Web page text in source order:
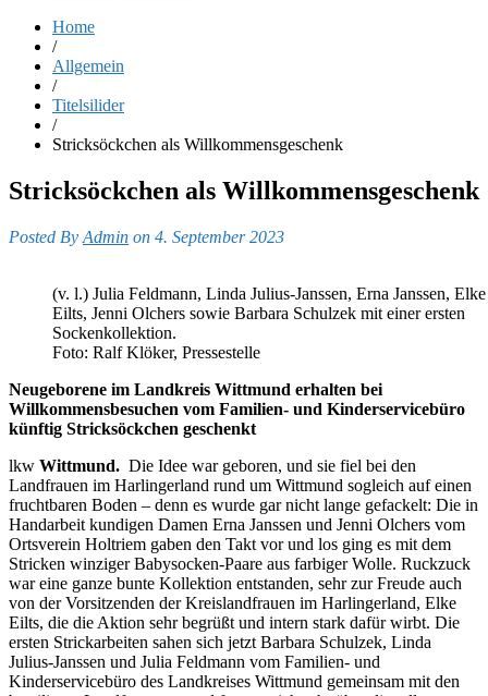
Home
/
Allgemein
/
Titelsilider
/
Stricksöckchen als Willkommensgeschenk
Stricksöckchen als Willkommensgeschenk
Posted By Admin on 4. September 2023
(v. l.) Julia Feldmann, Linda Julius-Janssen, Erna Janssen, Elke
Eilts, Jenni Olchers sowie Barbara Schulzek mit einer ersten
Sockenkollektion.
Foto: Ralf Klöker, Pressestelle
Neugeborene im Landkreis Wittmund erhalten bei
Willkommensbesuchen vom Familien- und Kinderservicebüro
künftig Stricksöckchen geschenkt
lkw Wittmund. Die Idee war geboren, und sie fiel bei den
Landfrauen im Harlingerland rund um Wittmund sogleich auf einen
fruchtbaren Boden – denn es wurde gar nicht lange gefackelt: Die in
Handarbeit kundigen Damen Erna Janssen und Jenni Olchers vom
Ortsverein Holtriem gaben den Takt vor und los ging es mit dem
Stricken winziger Babysocken-Paare aus farbiger Wolle. Ruckzuck
war eine ganze bunte Kollektion entstanden, sehr zur Freude auch
von der Vorsitzenden der Kreislandfrauen im Harlingerland, Elke
Eilts, die die Aktion sehr begrüßt und intern stark dafür wirbt. Die
ersten Strickarbeiten sahen sich jetzt Barbara Schulzek, Linda
Julius-Janssen und Julia Feldmann vom Familien- und
Kinderservicebüro des Landkreises Wittmund gemeinsam mit den